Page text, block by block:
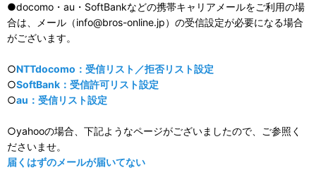
●docomo・au・SoftBankなどの携帯キャリアメールをご利用の場
合は、メール（info@bros-online.jp）の受信設定が必要になる場合
がございます。
○NTTdocomo：受信リスト／拒否リスト設定
○SoftBank：受信許可リスト設定
○au：受信リスト設定
○yahooの場合、下記ようなページがございましたので、ご参照く
ださいませ。
届くはずのメールが届いてない